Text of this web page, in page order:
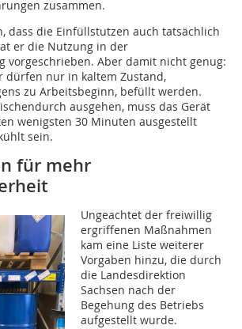
zusammen.
dass die Einfüllstutzen auch tatsächlich
er die Nutzung in der
vorgeschrieben. Aber damit nicht genug:
dürfen nur in kaltem Zustand,
zu Arbeitsbeginn, befüllt werden.
ausgehen, muss das Gerät
wenigsten 30 Minuten ausgestellt
sein.
für mehr
Ungeachtet der freiwillig
ergriffenen Maßnahmen
kam eine Liste weiterer
Vorgaben hinzu, die durch
die Landesdirektion
Sachsen nach der
Begehung des Betriebs
aufgestellt wurde.